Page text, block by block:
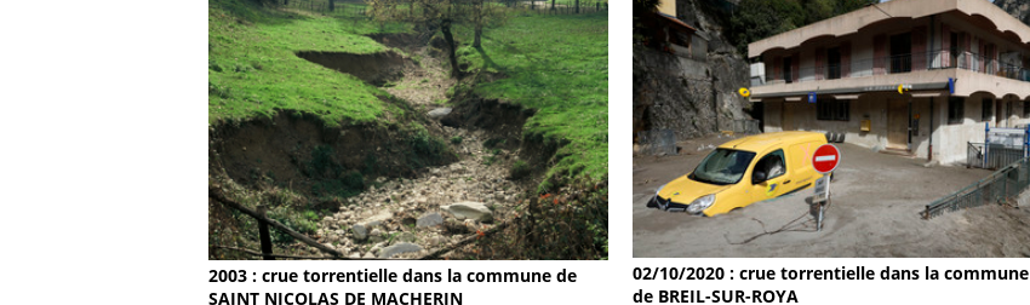
2003 : crue torrentielle dans la commune de
SAINT NICOLAS DE MACHERIN
02/10/2020 : crue torrentielle dans la commune
de BREIL-SUR-ROYA